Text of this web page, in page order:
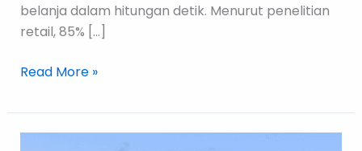
belanja dalam hitungan detik. Menurut penelitian
retail, 85% […]
Read More »